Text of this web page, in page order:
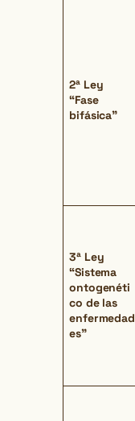
2ª Ley
“Fase
bifásica”
3ª Ley
“Sistema
ontogenéti
co de las
enfermedad
es”